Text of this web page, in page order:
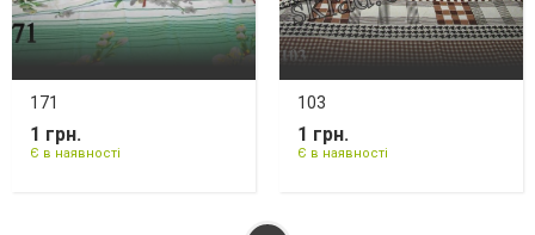
171
1 грн.
Є в наявності
103
1 грн.
Є в наявності